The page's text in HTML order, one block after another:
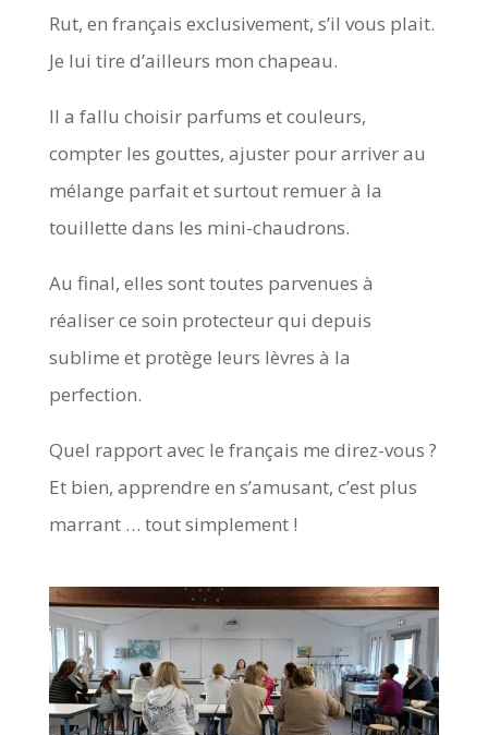
Rut, en français exclusivement, s’il vous plait.
Je lui tire d’ailleurs mon chapeau.
Il a fallu choisir parfums et couleurs,
compter les gouttes, ajuster pour arriver au
mélange parfait et surtout remuer à la
touillette dans les mini-chaudrons.
Au final, elles sont toutes parvenues à
réaliser ce soin protecteur qui depuis
sublime et protège leurs lèvres à la
perfection.
Quel rapport avec le français me direz-vous ?
Et bien, apprendre en s’amusant, c’est plus
marrant … tout simplement !